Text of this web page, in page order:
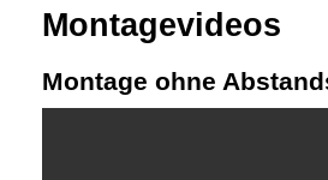
Montagevideos
Montage ohne